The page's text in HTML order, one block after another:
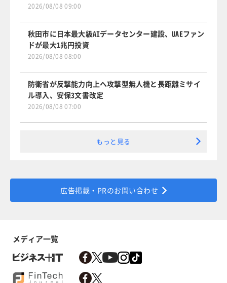
2026/08/08 09:00
秋田市に日本最大級AIデータセンター建設、UAEファン
ドが最大1兆円投資
2026/08/08 08:00
防衛省が反撃能力向上へ攻撃型無人機と長距離ミサイ
ル導入、安保3文書改定
2026/08/08 07:00
もっと見る
広告掲載・PRのお問い合わせ
メディア一覧